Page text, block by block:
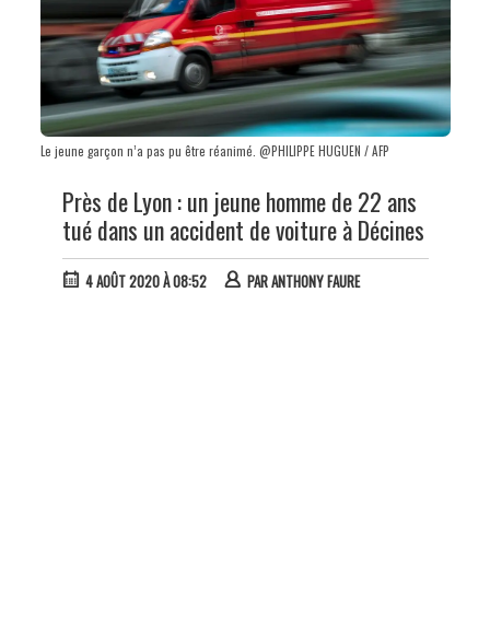
Le jeune garçon n’a pas pu être réanimé. @PHILIPPE HUGUEN / AFP
Près de Lyon : un jeune homme de 22 ans
tué dans un accident de voiture à Décines
4 AOÛT 2020 À 08:52 PARANTHONY FAURE